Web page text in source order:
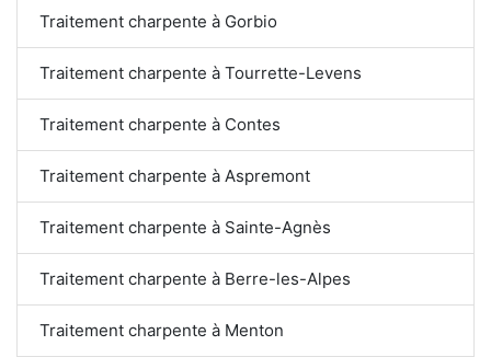
Traitement charpente à Gorbio
Traitement charpente à Tourrette-Levens
Traitement charpente à Contes
Traitement charpente à Aspremont
Traitement charpente à Sainte-Agnès
Traitement charpente à Berre-les-Alpes
Traitement charpente à Menton